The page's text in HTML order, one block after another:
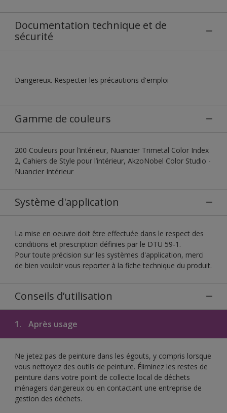
Documentation technique et de
sécurité
Dangereux. Respecter les précautions d'emploi
Gamme de couleurs
200 Couleurs pour l’intérieur, Nuancier Trimetal Color Index
2, Cahiers de Style pour l’intérieur, AkzoNobel Color Studio -
Nuancier Intérieur
Système d'application
La mise en oeuvre doit être effectuée dans le respect des
conditions et prescription définies par le DTU 59-1.
Pour toute précision sur les systèmes d'application, merci
de bien vouloir vous reporter à la fiche technique du produit.
Conseils d’utilisation
1. Après usage
Ne jetez pas de peinture dans les égouts, y compris lorsque
vous nettoyez des outils de peinture. Éliminez les restes de
peinture dans votre point de collecte local de déchets
ménagers dangereux ou en contactant une entreprise de
gestion des déchets.